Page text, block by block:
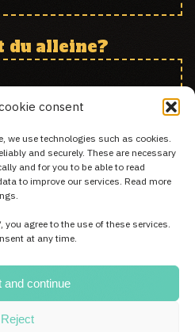
consent
we use technologies such as cookies.
and securely. These are necessary
and for you to be able to read
to improve our services. Read more
you agree to the use of these services.
at any time.
and continue
Reject
du alleine?